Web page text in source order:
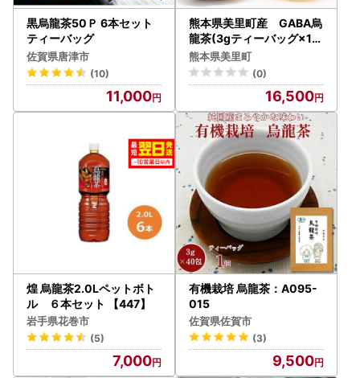
黒烏龍茶50Ｐ 6本セット
ティーバッグ
佐賀県唐津市
(10)
11,000
熊本県美里町産 GABA烏
龍茶(3gティーバッグ×15
P)3個_飲料・ドリンク 茶
葉・ティーバッグ 紅茶 _【
1219570】
熊本県美里町
(0)
16,500
煌 烏龍茶2.0Lペットボト
ル ６本セット 【447】
岩手県花巻市
(5)
7,000
有機栽培 烏龍茶：A095-
015
佐賀県佐賀市
(3)
9,500